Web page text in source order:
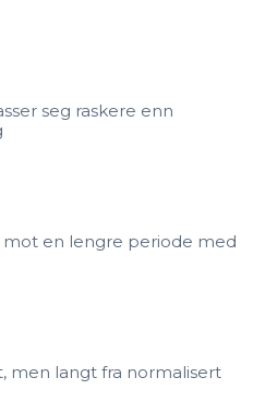
seg raskere enn
mot en lengre periode med
men langt fra normalisert